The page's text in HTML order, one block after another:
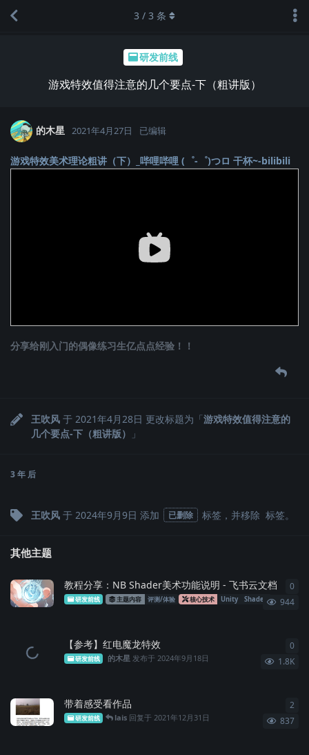
研发前线
游戏特效值得注意的几个要点-下（粗讲版）
3 / 3 条
的木星 2021年4月27日 已编辑
游戏特效美术理论粗讲（下）_哔哩哔哩 (゜-゜)つロ 干杯~-bilibili
分享给刚入门的偶像练习生亿点点经验！！
王吹风 于 2021年4月28日 更改标题为「游戏特效值得注意的
几个要点-下（粗讲版）
」
3 年 后
王吹风 于 2024年9月9日 添加 已删除 标签 ，并移除 标签。
其他主题
教程分享：‌⁠⁠‬​​​‌‌​​‍​‌​⁠ ⁠‍​ ​⁠​‌‌‍​​ ​​​⁠​​​ ‍​​​​‌⁠​‬​‍​NB Shader美术功能说明 - 飞书云文档
研发前线 主题内容 评测/体验 核心技术 Unity Shader 性能优化
944
0
【参考】红电魔龙特效
研发前线 的木星 发布于2024年9月18日 1.8K
0
带着感受看作品
研发前线 lais 回复于2021年12月31日 837
2